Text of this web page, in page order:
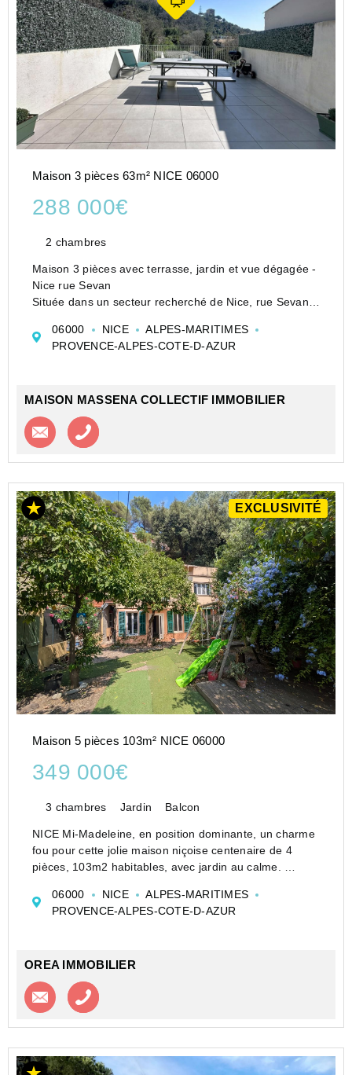
Maison 3 pièces 63m² NICE 06000
288 000€
2 chambres
Maison 3 pièces avec terrasse, jardin et vue dégagée -
Nice rue Sevan
Située dans un secteur recherché de Nice, rue Sevan,
excellent état, ne nécessitant aucun travaux. Idéale
pour une famille ou un premier a...
06000 NICE
ALPES-MARITIMES
PROVENCE-ALPES-COTE-D-AZUR
MAISON MASSENA COLLECTIF IMMOBILIER
Contacter l'agence
EXCLUSIVITÉ
Maison 5 pièces 103m² NICE 06000
349 000€
3 chambres Jardin Balcon
NICE Mi-Madeleine, en position dominante, un charme
fou pour cette jolie maison niçoise centenaire de 4
pièces, 103m2 habitables, avec jardin au calme.
vous trouverez en rez-de-jardin une cuisine, une sall...
06000 NICE
ALPES-MARITIMES
PROVENCE-ALPES-COTE-D-AZUR
OREA IMMOBILIER
Contacter l'agence